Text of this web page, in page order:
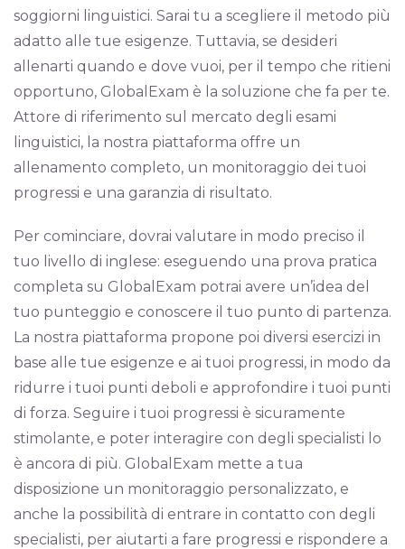
soggiorni linguistici. Sarai tu a scegliere il metodo più
adatto alle tue esigenze. Tuttavia, se desideri
allenarti quando e dove vuoi, per il tempo che ritieni
opportuno, GlobalExam è la soluzione che fa per te.
Attore di riferimento sul mercato degli esami
linguistici, la nostra piattaforma offre un
allenamento completo, un monitoraggio dei tuoi
progressi e una garanzia di risultato.
Per cominciare, dovrai valutare in modo preciso il
tuo livello di inglese: eseguendo una prova pratica
completa su GlobalExam potrai avere un’idea del
tuo punteggio e conoscere il tuo punto di partenza.
La nostra piattaforma propone poi diversi esercizi in
base alle tue esigenze e ai tuoi progressi, in modo da
ridurre i tuoi punti deboli e approfondire i tuoi punti
di forza. Seguire i tuoi progressi è sicuramente
stimolante, e poter interagire con degli specialisti lo
è ancora di più. GlobalExam mette a tua
disposizione un monitoraggio personalizzato, e
anche la possibilità di entrare in contatto con degli
specialisti, per aiutarti a fare progressi e rispondere a